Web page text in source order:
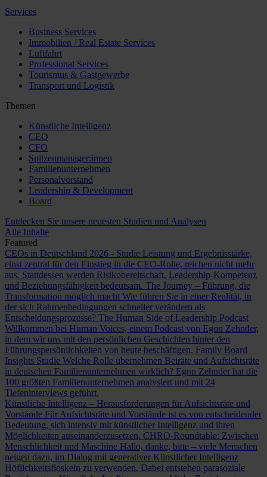
Services
Business Services
Immobilien / Real Estate Services
Luftfahrt
Professional Services
Tourismus & Gastgewerbe
Transport und Logistik
Themen
Künstliche Intelligenz
CEO
CFO
Spitzenmanager:innen
Familienunternehmen
Personalvorstand
Leadership & Development
Board
Entdecken Sie unsere neuesten Studien und Analysen
Alle Inhalte
Featured
CEOs in Deutschland 2026 - Studie Leistung und Ergebnisstärke,
einst zentral für den Einstieg in die CEO-Rolle, reichen nicht mehr
aus. Stattdessen werden Risikobereitschaft, Leadership-Kompetenz
und Beziehungsfähigkeit bedeutsam. The Journey – Führung, die
Transformation möglich macht Wie führen Sie in einer Realität, in
der sich Rahmenbedingungen schneller verändern als
Entscheidungsprozesse? The Human Side of Leadership Podcast
Willkommen bei Human Voices, einem Podcast von Egon Zehnder,
in dem wir uns mit den persönlichen Geschichten hinter den
Führungspersönlichkeiten von heute beschäftigen. Family Board
Insights Studie Welche Rolle übernehmen Beiräte und Aufsichtsräte
in deutschen Familienunternehmen wirklich? Egon Zehnder hat die
100 größten Familienunternehmen analysiert und mit 24
Tiefeninterviews geführt.
Künstliche Intelligenz – Herausforderungen für Aufsichtsräte und
Vorstände Für Aufsichtsräte und Vorstände ist es von entscheidender
Bedeutung, sich intensiv mit künstlicher Intelligenz und ihren
Möglichkeiten auseinanderzusetzen. CHRO-Roundtable: Zwischen
Menschlichkeit und Maschine Hallo, danke, bitte – viele Menschen
neigen dazu, im Dialog mit generativer Künstlicher Intelligenz
Höflichkeitsfloskeln zu verwenden. Dabei entstehen parasoziale